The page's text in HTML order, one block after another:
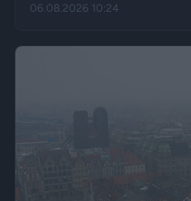
logo marki, a nawet
06.08.2026 10:24